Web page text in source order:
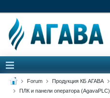
Forum Продукция КБ АГАВА
ПЛК и панели оператора (AgavaPLC)